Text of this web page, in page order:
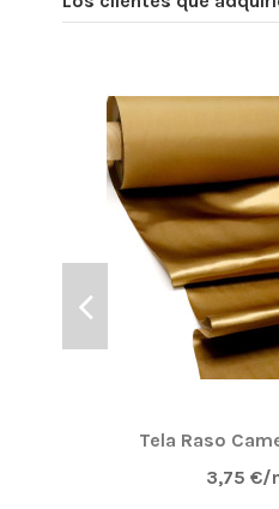
Tela Raso
3,75 €/